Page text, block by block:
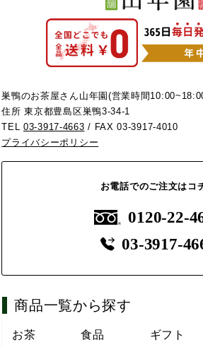
巣鴨のお茶屋さん山年園(営業時間
住所 東京都豊島区巣鴨3-34-1
TEL03-3917-4663 / FAX 03-3917-4010
プライバシーポリシー
お電話でのご注文はコ
0120-22-
03-3917-
商品一覧から探す
お茶 食品 ギフト